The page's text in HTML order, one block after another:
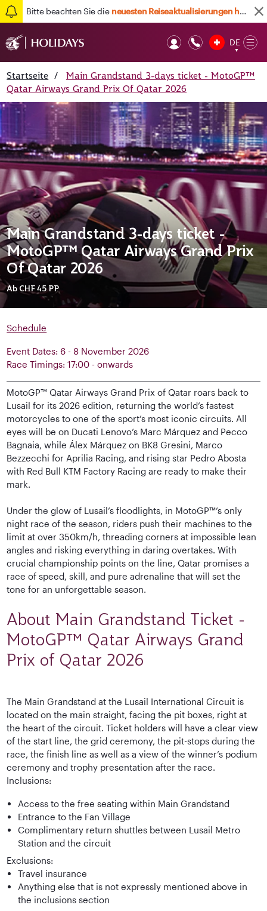
Bitte beachten Sie die neuesten Reiseaktualisierungen hier
DE
▼
Startseite /
Main Grandstand 3-days ticket - MotoGP™
Qatar Airways Grand Prix Of Qatar 2026
Main Grandstand 3-days ticket -
MotoGP™ Qatar Airways Grand Prix
Of Qatar 2026
Ab CHF 45PP
Schedule
Event Dates: 6 - 8 November 2026
Race Timings: 17:00 - onwards
MotoGP™ Qatar Airways Grand Prix of Qatar roars back to
Lusail for its 2026 edition, returning the world’s fastest
motorcycles to one of the sport’s most iconic circuits. All
eyes will be on Ducati Lenovo’s Marc Márquez and Pecco
Bagnaia, while Álex Márquez on BK8 Gresini, Marco
Bezzecchi for Aprilia Racing, and rising star Pedro Abosta
with Red Bull KTM Factory Racing are ready to make their
mark.
Under the glow of Lusail’s floodlights, in MotoGP™’s only
night race of the season, riders push their machines to the
limit at over 350km/h, threading corners at impossible lean
angles and risking everything in daring overtakes. With
crucial championship points on the line, Qatar promises a
race of speed, skill, and pure adrenaline that will set the
tone for an unforgettable season.
About Main Grandstand Ticket -
MotoGP™ Qatar Airways Grand
Prix of Qatar 2026
The Main Grandstand at the Lusail International Circuit is
located on the main straight, facing the pit boxes, right at
the heart of the circuit. Ticket holders will have a clear view
of the start line, the grid ceremony, the pit-stops during the
race, the finish line as well as a view of the winner’s podium
ceremony and trophy presentation after the race.
Inclusions:
Access to the free seating within Main Grandstand
Entrance to the Fan Village
Complimentary return shuttles between Lusail Metro
Station and the circuit
Exclusions:
Travel insurance
Anything else that is not expressly mentioned above in
the inclusions section